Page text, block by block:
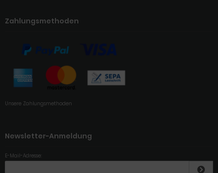
Zahlungsmethoden
Unsere Zahlungsmethoden
Newsletter-Anmeldung
E-Mail-Adresse: